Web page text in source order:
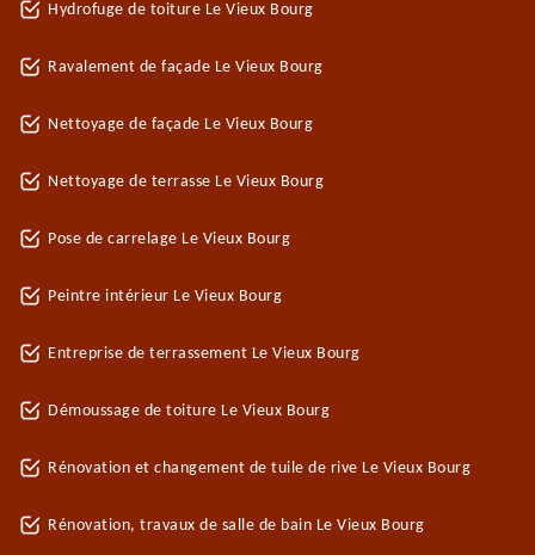
Hydrofuge de toiture Le Vieux Bourg
Ravalement de façade Le Vieux Bourg
Nettoyage de façade Le Vieux Bourg
Nettoyage de terrasse Le Vieux Bourg
Pose de carrelage Le Vieux Bourg
Peintre intérieur Le Vieux Bourg
Entreprise de terrassement Le Vieux Bourg
Démoussage de toiture Le Vieux Bourg
Rénovation et changement de tuile de rive Le Vieux Bourg
Rénovation, travaux de salle de bain Le Vieux Bourg